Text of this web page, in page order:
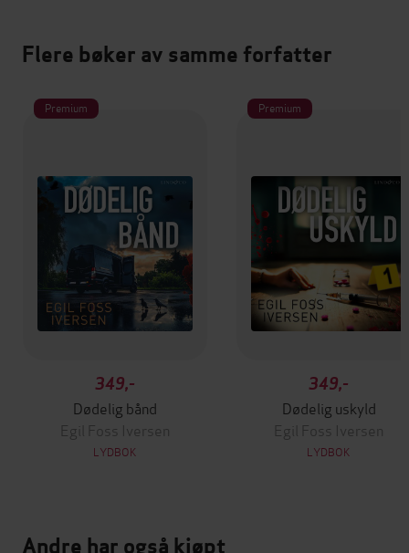
Flere bøker av samme forfatter
Premium
349,-
Dødelig bånd
Egil Foss Iversen
LYDBOK
Premium
349,-
Dødelig uskyld
Egil Foss Iversen
LYDBOK
Andre har også kjøpt